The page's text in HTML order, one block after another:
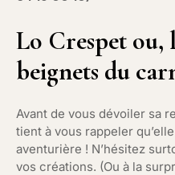
Lo Crespet ou,
beignets du
Avant de vous dévoiler sa
tient à vous rappeler
aventurière ! N’hésitez
vos créations. (Ou à la